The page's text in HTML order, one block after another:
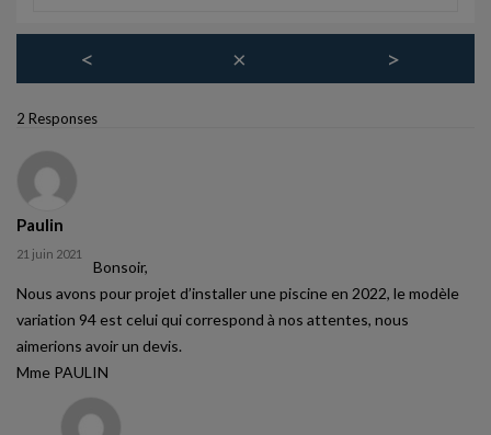
< × >
2 Responses
Paulin
21 juin 2021
Bonsoir,
Nous avons pour projet d’installer une piscine en 2022, le modèle
variation 94 est celui qui correspond à nos attentes, nous
aimerions avoir un devis.
Mme PAULIN